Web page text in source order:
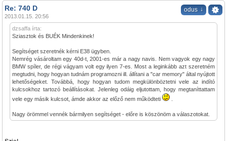
odus ↓
Re: 740 D
2013.01.15. 20:56
dzsaffa írta:
Sziasztok és BUÉK Mindenkinek!
Segítséget szeretnék kérni E38 ügyben.
Nemrég vásároltam egy 40d-t, 2001-es már a nagy navis. Nem vagyok egy nagy
BMW spíler, de régi vágyam volt egy ilyen 7-es. Most a leginkább azt szeretném
megtudni, hogy hogyan tudnám programozni ill. állítani a "car memory" által nyújtott
lehetőségeket. Továbbá, hogy hogyan tudom megkülönböztetni vele az indító
kulcsokhoz tartozó beállításokat. Jelenleg odáig eljutottam, hogy megtaníttattam
vele egy másik kulcsot, ámde akkor az előző nem működteti
Nagy örömmel vennék bármilyen segítséget - előre is köszönöm a válaszotokat.